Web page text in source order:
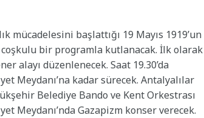
mücadelesini başlattığı 19 Mayıs 1919’un
coşkulu bir programla kutlanacak. İlk olarak
alayı düzenlenecek. Saat 19.30’da
Meydanı’na kadar sürecek. Antalyalılar
Belediye Bando ve Kent Orkestrası
Meydanı’nda Gazapizm konser verecek.